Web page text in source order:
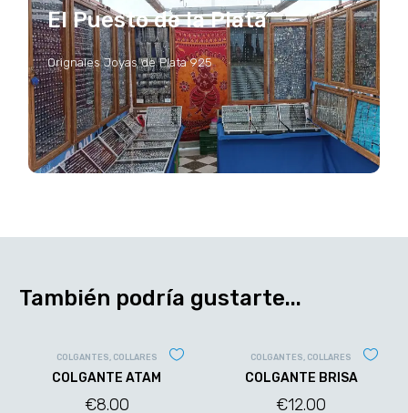
El Puesto de la Plata
Orignales Joyas de Plata 925
También podría gustarte...
COLGANTES COLLARES
COLGANTE ATAM
€8.00
COLGANTES COLLARES
COLGANTE BRISA
€12.00